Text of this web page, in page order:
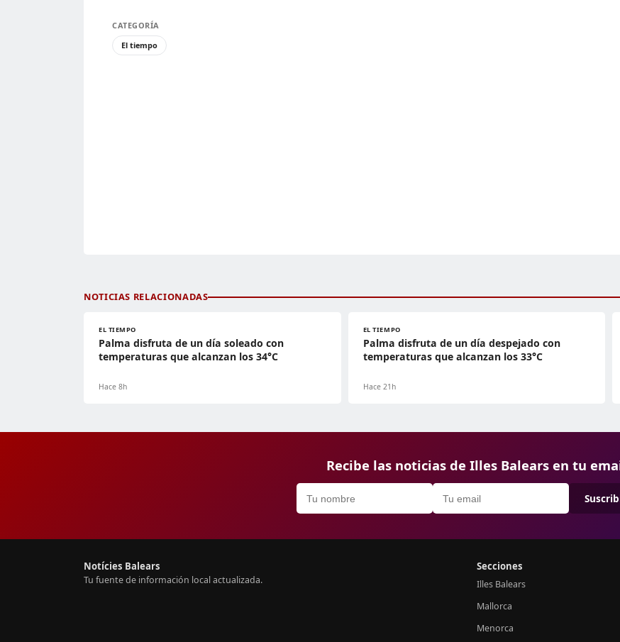
CATEGORÍA
El tiempo
NOTICIAS RELACIONADAS
EL TIEMPO
Palma disfruta de un día soleado con
temperaturas que alcanzan los 34°C
Hace 8h
EL TIEMPO
Palma disfruta de un día despejado con
temperaturas que alcanzan los 33°C
Hace 21h
Recibe las noticias de Illes Balears en tu
Notícies Balears
Tu fuente de información local actualizada.
Secciones
Illes Balears
Mallorca
Menorca